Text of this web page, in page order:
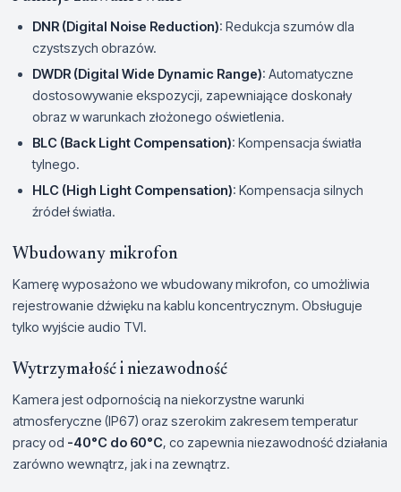
DNR (Digital Noise Reduction): Redukcja szumów dla
czystszych obrazów.
DWDR (Digital Wide Dynamic Range): Automatyczne
dostosowywanie ekspozycji, zapewniające doskonały
obraz w warunkach złożonego oświetlenia.
BLC (Back Light Compensation): Kompensacja światła
tylnego.
HLC (High Light Compensation): Kompensacja silnych
źródeł światła.
Wbudowany mikrofon
Kamerę wyposażono we wbudowany mikrofon, co umożliwia
rejestrowanie dźwięku na kablu koncentrycznym. Obsługuje
tylko wyjście audio TVI.
Wytrzymałość i niezawodność
Kamera jest odpornością na niekorzystne warunki
atmosferyczne (IP67) oraz szerokim zakresem temperatur
pracy od -40°C do 60°C, co zapewnia niezawodność działania
zarówno wewnątrz, jak i na zewnątrz.